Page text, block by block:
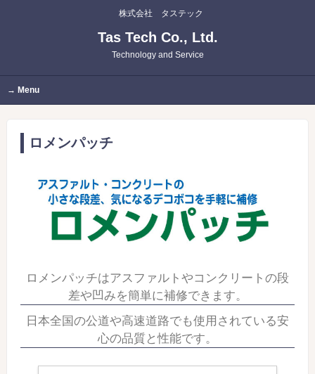
株式会社 タステック
Tas Tech Co., Ltd.
Technology and Service
Menu
ロメンパッチ
ロメンパッチはアスファルトやコンクリートの段
差や凹みを簡単に補修できます。
日本全国の公道や高速道路でも使用されている安
心の品質と性能です。